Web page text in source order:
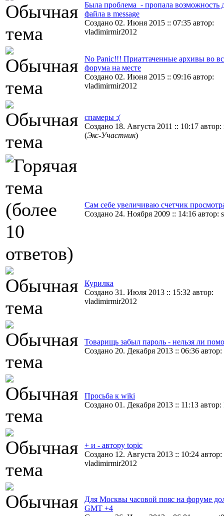
Была проблема - пропала возможность
файла в message
Создано 02. Июня 2015 :: 07:35 автор:
vladimirmir2012
No Panic!!! Приаттаченные архивы во
форума на месте
Создано 02. Июня 2015 :: 09:16 автор:
vladimirmir2012
спамеры :(
Создано 18. Августа 2011 :: 10:17
(Экс-Участник)
Сам себе увеличиваю счетчик
Создано 24. Ноября 2009 :: 14:16 автор:
Курилка
Создано 31. Июля 2013 :: 15:32 автор:
vladimirmir2012
Товарищь забыл пароль - нельзя ли
Создано 20. Декабря 2013 :: 06:36 автор:
Просьба к wiki
Создано 01. Декабря 2013 :: 11:13 автор:
+ и - автору topic
Создано 12. Августа 2013 :: 10:24 автор:
vladimirmir2012
Для Москвы часовой пояс на форуме
GMT +4